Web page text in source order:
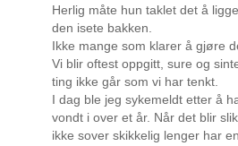
Herlig måte hun taklet det å
den isete bakken.
Ikke mange som klarer å gjøre
Vi blir oftest oppgitt, sure og
ting ikke går som vi har tenkt.
I dag ble jeg sykemeldt etter å
vondt i over et år. Når det blir
ikke sover skikkelig lenger har